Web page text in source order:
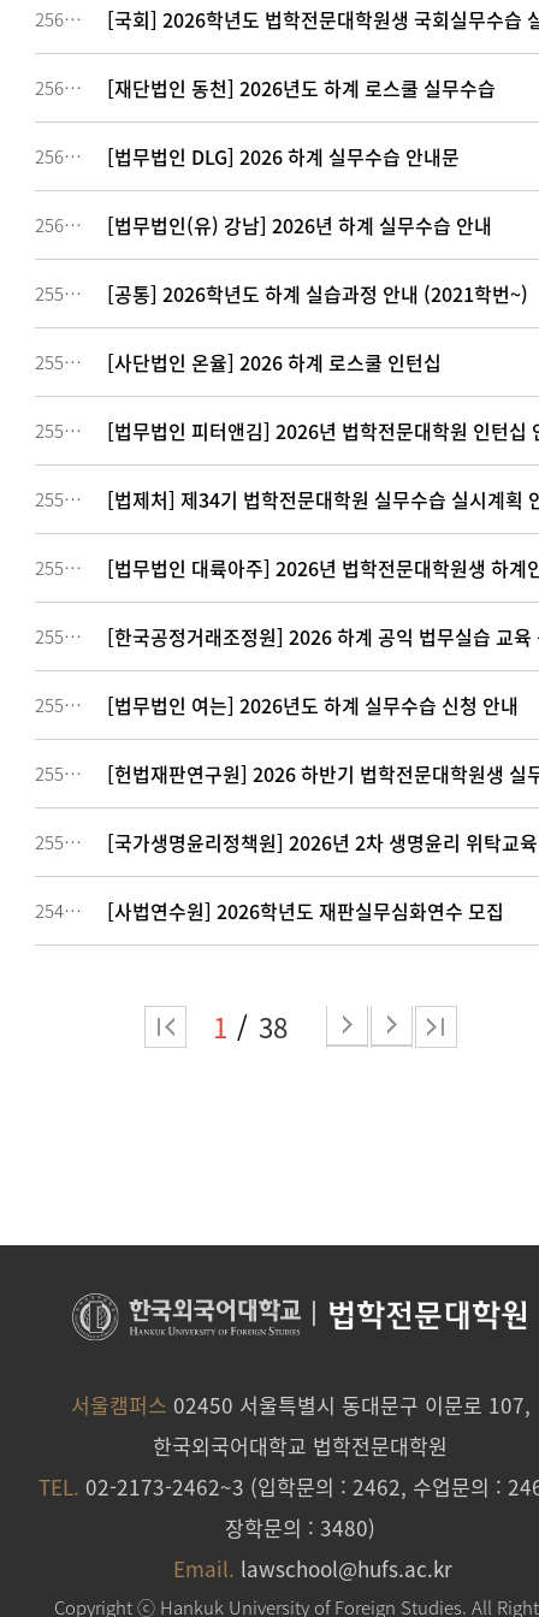
256404 [국회] 2026학년도 법학전문대학원생 국회실무수습
256117 [재단법인 동천] 2026년도 하계 로스쿨 실무수습
256065 [법무법인 DLG] 2026 하계 실무수습 안내문
256042 [법무법인(유) 강남] 2026년 하계 실무수습 안내
255910 [공통] 2026학년도 하계 실습과정 안내 (2021학번~)
255881 [사단법인 온율] 2026 하계 로스쿨 인턴십
255798 [법무법인 피터앤김] 2026년 법학전문대학원 인턴십
255796 [법제처] 제34기 법학전문대학원 실무수습 실시계획
255737 [법무법인 대륙아주] 2026년 법학전문대학원생 하계
255715 [한국공정거래조정원] 2026 하계 공익 법무실습 교육
255530 [법무법인 여는] 2026년도 하계 실무수습 신청 안내
255447 [헌법재판연구원] 2026 하반기 법학전문대학원생 실
255114 [국가생명윤리정책원] 2026년 2차 생명윤리 위탁교
254972 [사법연수원] 2026학년도 재판실무심화연수 모집
1 38
법학전문대학원
서울캠퍼스 02450 서울특별시 동대문구 이문로 107,
한국외국어대학교 법학전문대학원
TEL. 02-2173-2462~3 (입학문의 : 2462, 수업문의 :
장학문의 : 3480)
Email. lawschool@hufs.ac.kr
Copyright ⓒ Hankuk University of Foreign Studies. All